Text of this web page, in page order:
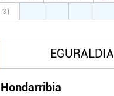
31
EGURALDIA
Hondarribia